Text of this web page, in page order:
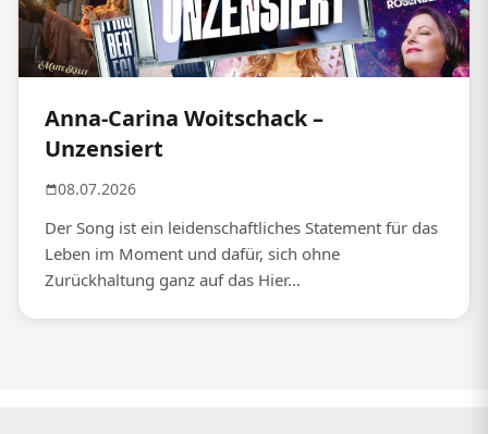
Anna-Carina Woitschack –
Unzensiert
08.07.2026
Der Song ist ein leidenschaftliches Statement für das
Leben im Moment und dafür, sich ohne
Zurückhaltung ganz auf das Hier...